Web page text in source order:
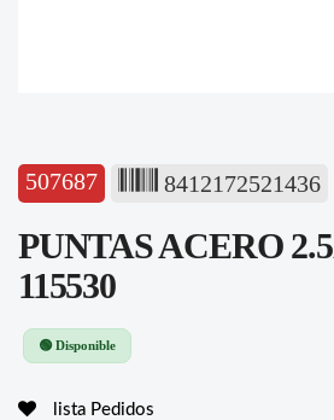
507687 8412172521436
PUNTAS ACERO
115530
🟢 Disponible
lista Pedidos